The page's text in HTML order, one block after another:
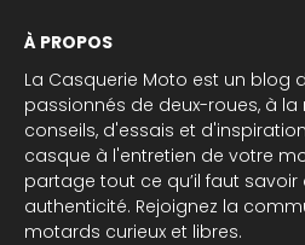
À PROPOS
La Casquerie Moto est un blog
passionnés de deux-roues, à la
conseils, d'essais et
casque à l'entretien de votre
partage tout ce qu’il faut
authenticité. Rejoignez la
motards curieux et libres.